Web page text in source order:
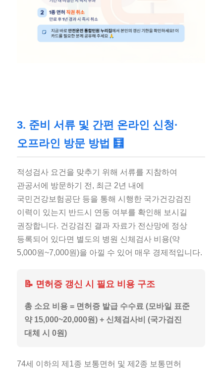
3. 준비 서류 및 간편 온라인 신청·
오프라인 방문 방법 🧮
적성검사 요건을 맞추기 위해 서류를 지참하여
관공서에 방문하기 전, 최근 2년 내에
국민건강보험공단 등을 통해 시행한 국가건강검진
이력이 있는지 반드시 연동 여부를 확인해 보시길
권장합니다. 건강검진 결과 자료가 전산망에 정상
등록되어 있다면 별도의 병원 신체검사 비용(약
5,000원~7,000원)을 아낄 수 있어 매우 경제적입니다.
📝 면허증 갱신 시 필요 비용 구조
총 소요 비용 = 면허증 발급 수수료 (모바일 표준
약 15,000~20,000원) + 신체검사비 (국가검진
대체 시 0원)
74세 이하의 제1종 보통면허 및 제2종 보통면허